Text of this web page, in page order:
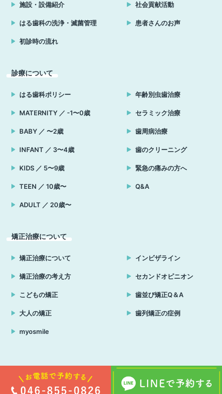
施設・設備紹介
はる歯科の洗浄・滅菌管理
初診時の流れ
社会貢献活動
患者さんのお声
診療について
はる歯科ポリシー
MATERNITY ／ -1〜0歳
BABY ／ 〜2歳
INFANT ／ 3〜4歳
KIDS ／ 5〜9歳
TEEN ／ 10歳〜
ADULT ／ 20歳〜
年齢別虫歯治療
セラミック治療
歯周病治療
歯のクリーニング
緊急の痛みの方へ
Q&A
矯正治療について
矯正治療について
矯正治療の考え方
こどもの矯正
大人の矯正
myosmile
インビザライン
セカンドオピニオン
歯並び矯正Q＆A
歯列矯正の症例
Copyright © はる小児歯科・矯正歯科クリニック 横須賀 all rights reserved.